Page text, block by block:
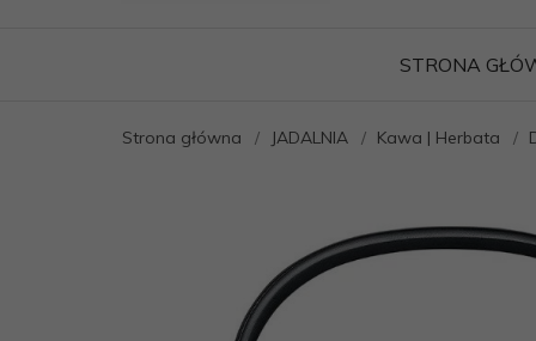
STRONA
Strona główna JADALNIA Kawa | Herbata